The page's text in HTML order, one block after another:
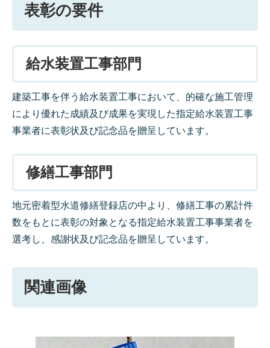
表彰の要件
給水装置工事部門
建築工事を伴う給水装置工事において、的確な施工管理
により優れた成績及び成果を実現した指定給水装置工事
事業者に表彰状及び記念品を贈呈しています。
修繕工事部門
地元密着型水道修繕登録店の中より、修繕工事の累計件
数をもとに表彰の対象となる指定給水装置工事事業者を
選考し、感謝状及び記念品を贈呈しています。
関連画像